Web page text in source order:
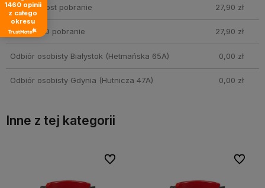
Kurier InPost pobranie 27,90 zł
Kurier DPD pobranie 27,90 zł
Odbiór osobisty Białystok (Hetmańska 65A) 0,00 zł
Odbiór osobisty Gdynia (Hutnicza 47A) 0,00 zł
Inne z tej kategorii
Do ulubionych
Do ulubionych Do
Do
1460 opinii
z całego
okresu